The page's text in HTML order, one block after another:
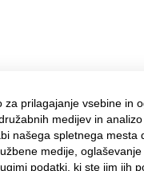
za prilagajanje vsebine in
medijev in analizo
našega spletnega mesta
medije,
podatki, ki ste jim jih